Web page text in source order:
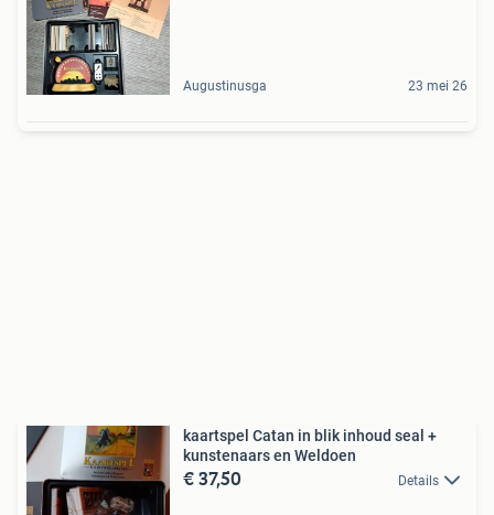
Augustinusga 23 mei 26
kaartspel Catan in blik inhoud seal +
kunstenaars en Weldoen
€ 37,50 Details